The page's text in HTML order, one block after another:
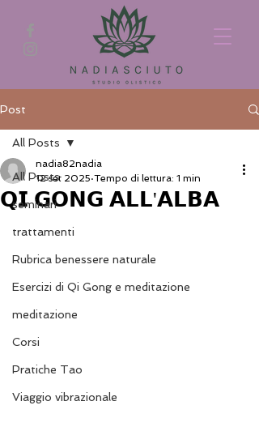
Post
All Posts
seminari
trattamenti
Rubrica benessere naturale
Esercizi di Qi Gong e meditazione
meditazione
Corsi
Pratiche Tao
Viaggio vibrazionale
All Posts
𝗤𝗜 𝗚𝗢𝗡𝗚 𝗔𝗟𝗟'𝗔𝗟𝗕𝗔
nadia82nadia
12 set 2025 Tempo di lettura: 1 min